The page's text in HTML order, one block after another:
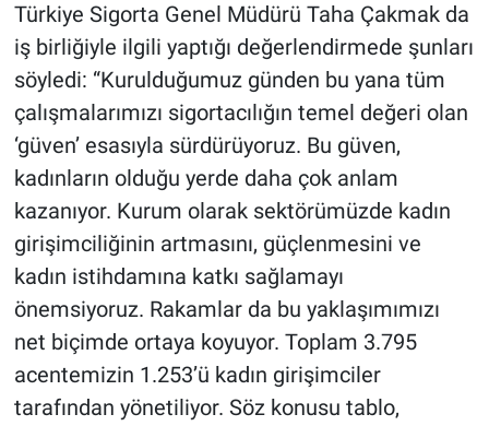
Türkiye Sigorta Genel Müdürü Taha Çakmak da
iş birliğiyle ilgili yaptığı değerlendirmede şunları
söyledi: “Kurulduğumuz günden bu yana tüm
çalışmalarımızı sigortacılığın temel değeri olan
‘güven’ esasıyla sürdürüyoruz. Bu güven,
kadınların olduğu yerde daha çok anlam
kazanıyor. Kurum olarak sektörümüzde kadın
girişimciliğinin artmasını, güçlenmesini ve
kadın istihdamına katkı sağlamayı
önemsiyoruz. Rakamlar da bu yaklaşımımızı
net biçimde ortaya koyuyor. Toplam 3.795
acentemizin 1.253’ü kadın girişimciler
tarafından yönetiliyor. Söz konusu tablo,